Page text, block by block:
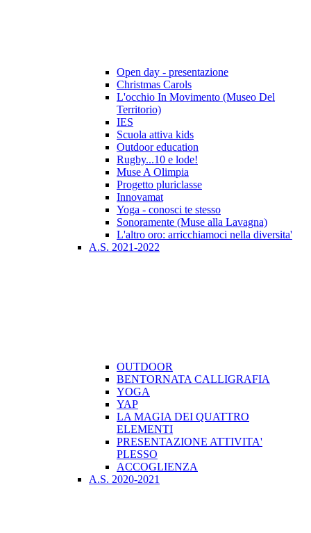
Open day - presentazione
Christmas Carols
L'occhio In Movimento (Museo Del
Territorio)
IES
Scuola attiva kids
Outdoor education
Rugby...10 e lode!
Muse A Olimpia
Progetto pluriclasse
Innovamat
Yoga - conosci te stesso
Sonoramente (Muse alla Lavagna)
L'altro oro: arricchiamoci nella diversita'
A.S. 2021-2022
OUTDOOR
BENTORNATA CALLIGRAFIA
YOGA
YAP
LA MAGIA DEI QUATTRO
ELEMENTI
PRESENTAZIONE ATTIVITA'
PLESSO
ACCOGLIENZA
A.S. 2020-2021